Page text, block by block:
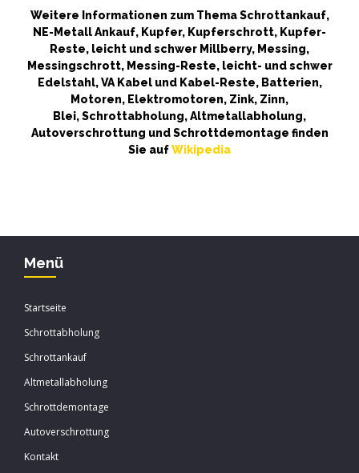
Weitere Informationen zum Thema Schrottankauf,
NE-Metall Ankauf, Kupfer, Kupferschrott, Kupfer-
Reste, leicht und schwer Millberry, Messing,
Messingschrott, Messing-Reste, leicht- und schwer
Edelstahl, VA Kabel und Kabel-Reste, Batterien,
Motoren, Elektromotoren, Zink, Zinn,
Blei, Schrottabholung, Altmetallabholung,
Autoverschrottung und Schrottdemontage finden
Sie aufWikipedia
Menü
Startseite
Schrottabholung
Schrottankauf
Altmetallabholung
Schrottdemontage
Autoverschrottung
Kontakt